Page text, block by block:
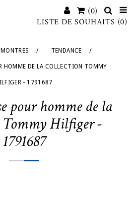
(0)
LISTE DE SOUHAITS (0)
MONTRES / TENDANCE /
HOMME DE LA COLLECTION TOMMY
- 1791687
pour homme de la
Tommy Hilfiger -
1791687